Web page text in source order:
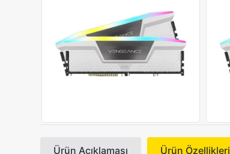
Ürün Açıklaması Ürün Özellikleri